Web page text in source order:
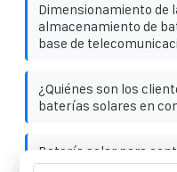
Dimensionamiento de
almacenamiento de
base de
¿Quiénes son los
baterías solares en
Batería solar para